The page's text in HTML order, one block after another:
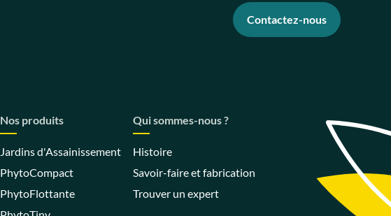
Contactez-nous
Nos produits
Jardins d'Assainissement
PhytoCompact
PhytoFlottante
Qui sommes-nous ?
Histoire
Savoir-faire et fabrication
Trouver un expert